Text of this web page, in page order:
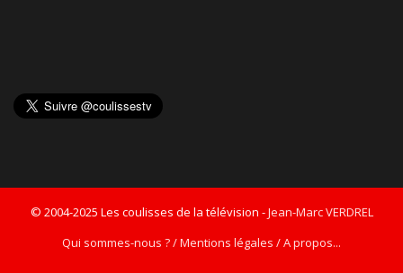
© 2004-2025 Les coulisses de la télévision -Jean-Marc VERDREL
Qui sommes-nous ? / Mentions légales / A propos...